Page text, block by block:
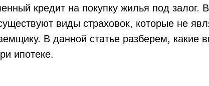
кредит на покупку жилья под
виды страховок, которые не
В данной статье разберем, какие
ипотеке.